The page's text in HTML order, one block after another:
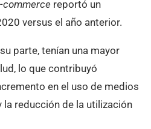
commerce reportó un
versus el año anterior.
parte, tenían una mayor
lo que contribuyó
en el uso de medios
reducción de la utilización